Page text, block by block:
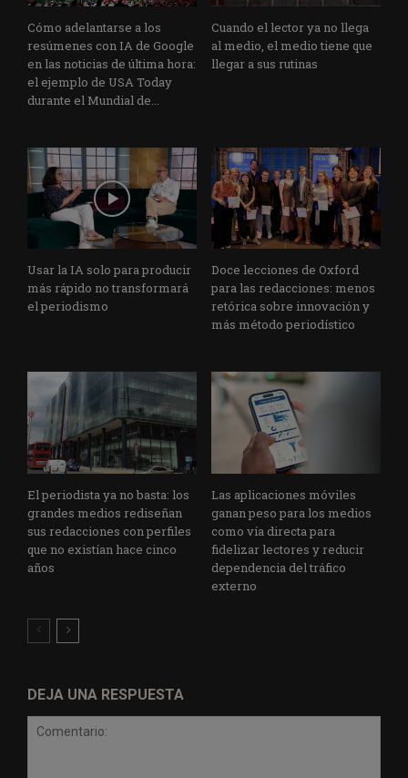
Cómo adelantarse a los
resúmenes con IA de Google
en las noticias de última hora:
el ejemplo de USA Today
durante el Mundial de...
Cuando el lector ya no llega
al medio, el medio tiene que
llegar a sus rutinas
Usar la IA solo para producir
más rápido no transformará
el periodismo
Doce lecciones de Oxford
para las redacciones: menos
retórica sobre innovación y
más método periodístico
El periodista ya no basta: los
grandes medios rediseñan
sus redacciones con perfiles
que no existían hace cinco
años
Las aplicaciones móviles
ganan peso para los medios
como vía directa para
fidelizar lectores y reducir
dependencia del tráfico
externo
DEJA UNA RESPUESTA